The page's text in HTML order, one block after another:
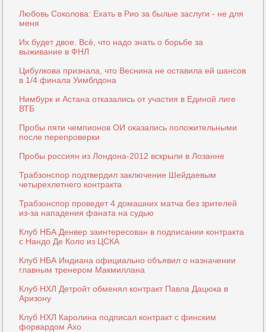
Любовь Соколова: Ехать в Рио за былые заслуги - не для
меня
Их будет двое. Всё, что надо знать о борьбе за
выживание в ФНЛ
Цибулкова признала, что Веснина не оставила ей шансов
в 1/4 финала Уимблдона
Нимбурк и Астана отказались от участия в Единой лиге
ВТБ
Пробы пяти чемпионов ОИ оказались положительными
после перепроверки
Пробы россиян из Лондона-2012 вскрыли в Лозанне
Трабзонспор подтвердил заключение Шейдаевым
четырехлетнего контракта
Трабзонспор проведет 4 домашних матча без зрителей
из-за нападения фаната на судью
Клуб НБА Денвер заинтересован в подписании контракта
с Нандо Де Коло из ЦСКА
Клуб НБА Индиана официально объявил о назначении
главным тренером Макмиллана
Клуб НХЛ Детройт обменял контракт Павла Дацюка в
Аризону
Клуб НХЛ Каролина подписал контракт с финским
форвардом Ахо